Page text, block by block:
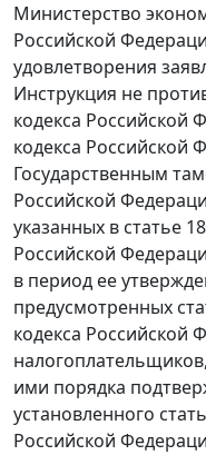
Министерство
Российской
удовлетворения
Инструкция не
кодекса Российской
кодекса Российской
Государственным
Российской
указанных в статье
Российской
в период ее
предусмотренных
кодекса Российской
ими порядка
установленного
Российской